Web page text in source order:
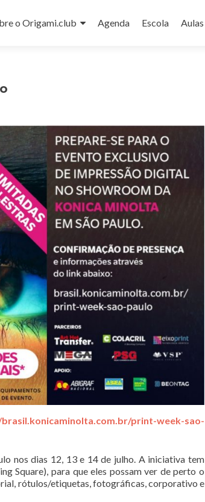
o Origami.club Agenda Escola Aulas
print-week-sao-
nos dias 12, 13 e 14 de julho. A iniciativa tem
Square), para que eles possam ver de perto o
rótulos/etiquetas, fotográficas, corporativo e